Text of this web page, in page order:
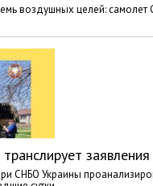
воздушных целей:
транслирует
СНБО Украины